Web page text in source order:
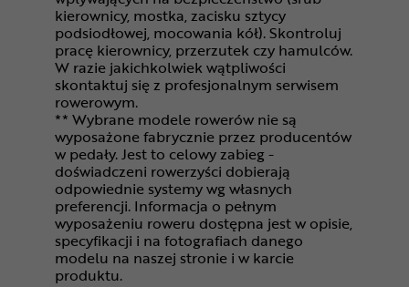
kierownicy, mostka, zacisku sztycy
podsiodłowej, mocowania kół). Skontroluj
pracę kierownicy, przerzutek czy hamulców.
W razie jakichkolwiek wątpliwości
skontaktuj się z profesjonalnym serwisem
rowerowym.
** Wybrane modele rowerów nie są
wyposażone fabrycznie przez producentów
w pedały. Jest to celowy zabieg -
doświadczeni rowerzyści dobierają
odpowiednie systemy wg własnych
preferencji. Informacja o pełnym
wyposażeniu roweru dostępna jest w opisie,
specyfikacji i na fotografiach danego
modelu na naszej stronie i w karcie
produktu.